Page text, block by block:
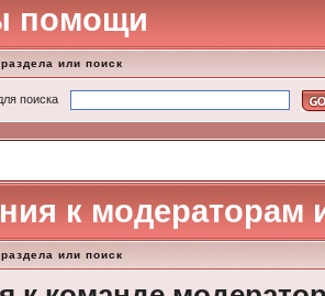
помощи
или поиск
поиска
к модераторам
или поиск